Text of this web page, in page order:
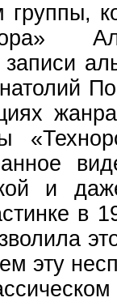
группы,
и
в
эту